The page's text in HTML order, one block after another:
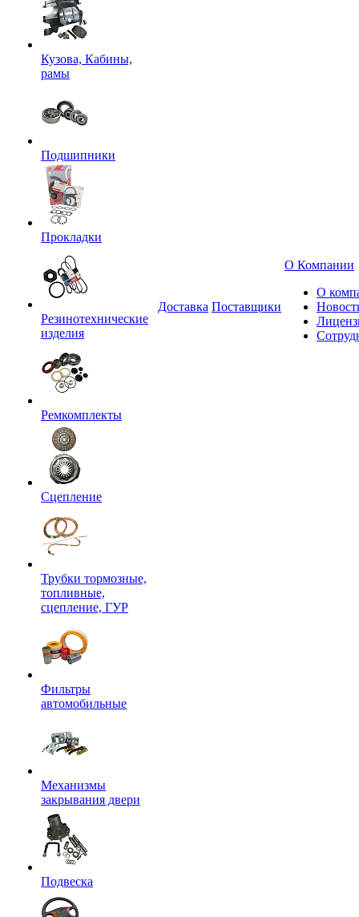
Кузова, Кабины,
рамы
Подшипники
Прокладки
Резинотехнические
изделия
Ремкомплекты
Сцепление
Трубки тормозные,
топливные,
сцепление, ГУР
Фильтры
автомобильные
Механизмы
закрывания двери
Подвеска
Доставка Поставщики
О Компании
О